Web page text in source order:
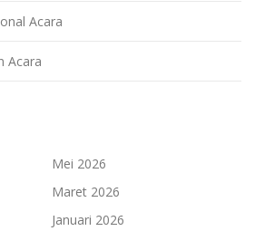
Acara
Acara
Mei 2026
Maret 2026
Januari 2026